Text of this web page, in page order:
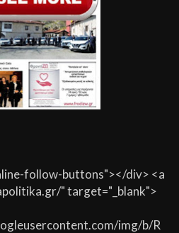
follow-buttons"></div> <a
" target="_blank">
img/b/R